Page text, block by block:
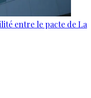
entre le pacte de La